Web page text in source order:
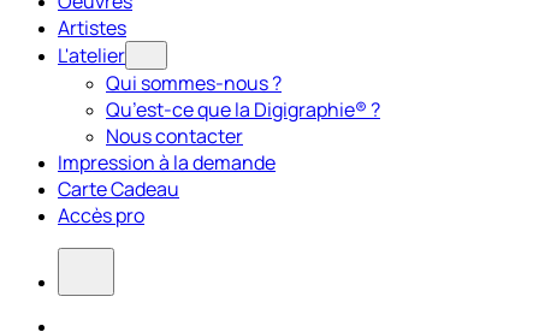
Artistes
L'atelier
Qui sommes-nous ?
Qu’est-ce que la Digigraphie® ?
Nous contacter
Impression à la demande
Carte Cadeau
Accès pro